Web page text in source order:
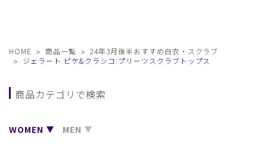
HOME 商品一覧
24年3月後半おすすめ白衣・スクラブ
ジェラート ピケ&クラシコ:プリーツスクラブトップス
商品カテゴリで検索
WOMEN MEN